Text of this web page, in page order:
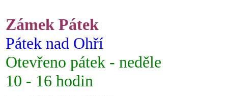
Zámek Pátek
Pátek nad Ohří
Otevřeno pátek - neděle
10 - 16 hodin